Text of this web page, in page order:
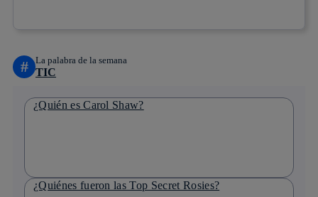
# La palabra de la semana
TIC
¿Quién es Carol Shaw?
¿Quiénes fueron las Top Secret Rosies?